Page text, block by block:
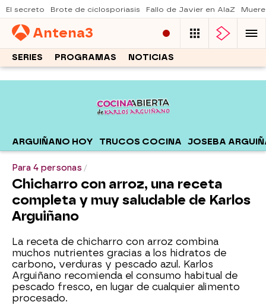
El secreto Brote de ciclosporiasis Fallo de Javier en AlaZ
Antena3
SERIES PROGRAMAS NOTICIAS
ARGUIÑANO HOY TRUCOS COCINA JOSEBA
Para 4 personas
Chicharro con arroz, una receta
completa y muy saludable de Karlos
Arguiñano
La receta de chicharro con arroz combina
muchos nutrientes gracias a los hidratos de
carbono, verduras y pescado azul. Karlos
Arguiñano recomienda el consumo habitual de
pescado fresco, en lugar de cualquier alimento
procesado.